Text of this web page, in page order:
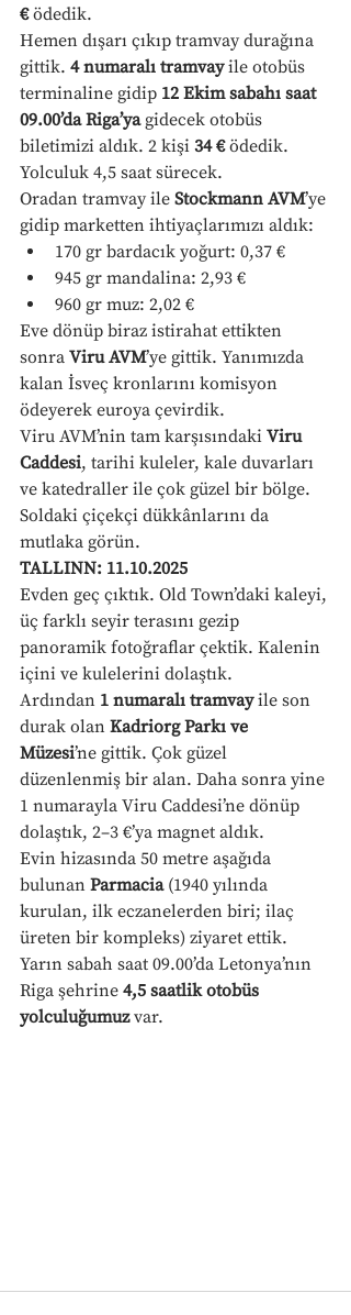
€ ödedik.
Hemen dışarı çıkıp tramvay durağına
gittik. 4 numaralı tramvay ile otobüs
terminaline gidip 12 Ekim sabahı saat
09.00’da Riga’ya gidecek otobüs
biletimizi aldık. 2 kişi 34 € ödedik.
Yolculuk 4,5 saat sürecek.
Oradan tramvay ile Stockmann AVM’ye
gidip marketten ihtiyaçlarımızı aldık:
170 gr bardacık yoğurt: 0,37 €
945 gr mandalina: 2,93 €
960 gr muz: 2,02 €
Eve dönüp biraz istirahat ettikten
sonra Viru AVM’ye gittik. Yanımızda
kalan İsveç kronlarını komisyon
ödeyerek euroya çevirdik.
Viru AVM’nin tam karşısındaki Viru
Caddesi, tarihi kuleler, kale duvarları
ve katedraller ile çok güzel bir bölge.
Soldaki çiçekçi dükkânlarını da
mutlaka görün.
TALLINN: 11.10.2025
Evden geç çıktık. Old Town’daki kaleyi,
üç farklı seyir terasını gezip
panoramik fotoğraflar çektik. Kalenin
içini ve kulelerini dolaştık.
Ardından 1 numaralı tramvay ile son
durak olan Kadriorg Parkı ve
Müzesi’ne gittik. Çok güzel
düzenlenmiş bir alan. Daha sonra yine
1 numarayla Viru Caddesi’ne dönüp
dolaştık, 2–3 €’ya magnet aldık.
Evin hizasında 50 metre aşağıda
bulunan Parmacia (1940 yılında
kurulan, ilk eczanelerden biri; ilaç
üreten bir kompleks) ziyaret ettik.
Yarın sabah saat 09.00’da Letonya’nın
Riga şehrine 4,5 saatlik otobüs
yolculuğumuz var.